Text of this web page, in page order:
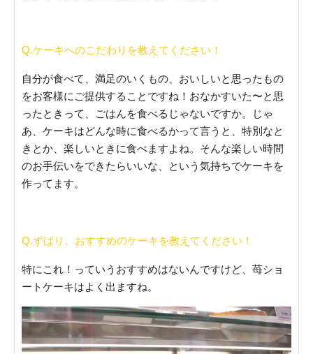
Q.ケーキへのこだわりを教えてください！
自分が食べて、満足のいくもの、おいしいと思ったもの
をお客様にご提供することですね！おなかすいた〜と思
ったときって、ごはんを食べるじゃないですか。じゃ
あ、ケーキはどんな時に食べるかって言うと、特別なと
きとか、楽しいときに食べますよね。そんな楽しい時間
のお手伝いをできたらいいな、という気持ちでケーキを
作ってます。
Q.ずばり、おすすめのケーキを教えてください！
特にこれ！っていうおすすめはないんですけど、苺ショ
ートケーキはよく出ますね。